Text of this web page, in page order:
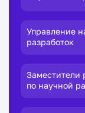
Управление
разработок
Заместители
по научной